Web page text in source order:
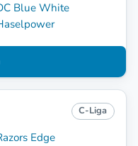
Blue White
C-Liga
Edge